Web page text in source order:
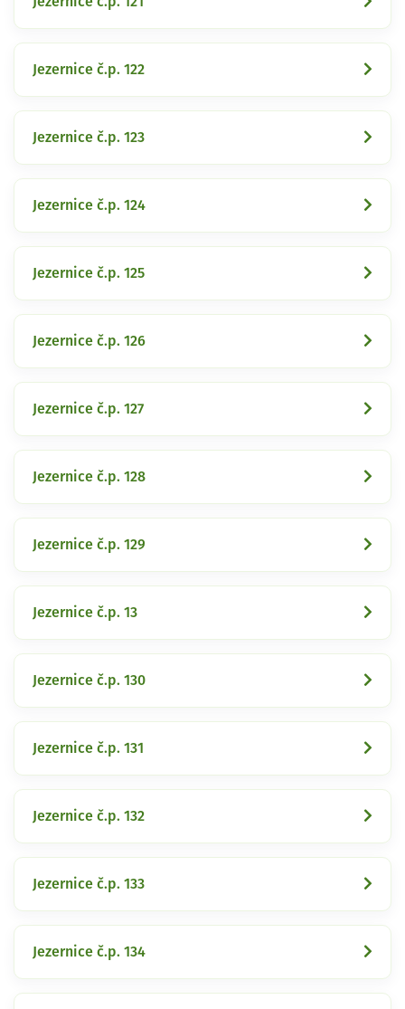
Jezernice č.p. 122
Jezernice č.p. 123
Jezernice č.p. 124
Jezernice č.p. 125
Jezernice č.p. 126
Jezernice č.p. 127
Jezernice č.p. 128
Jezernice č.p. 129
Jezernice č.p. 13
Jezernice č.p. 130
Jezernice č.p. 131
Jezernice č.p. 132
Jezernice č.p. 133
Jezernice č.p. 134